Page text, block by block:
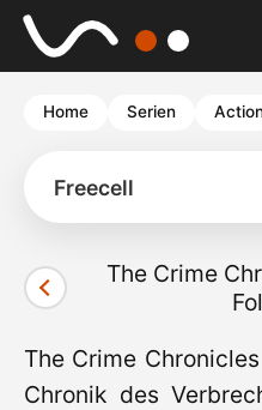
Home Serien
Freecell
The Crime
The Crime
Chronik des